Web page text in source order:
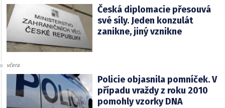
Česká diplomacie přesouvá
své síly. Jeden konzulát
zanikne, jiný vznikne
včera
Policie objasnila pomníček. V
případu vraždy z roku 2010
pomohly vzorky DNA